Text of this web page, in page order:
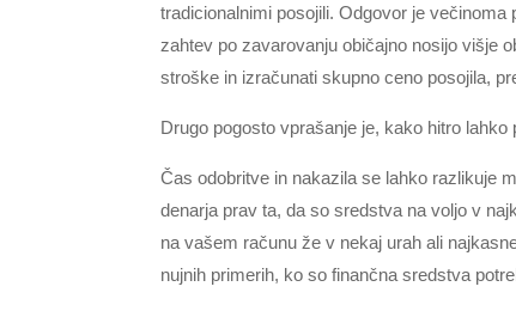
tradicionalnimi posojili. Odgovor je večinoma
zahtev po zavarovanju običajno nosijo višje
stroške in izračunati skupno ceno posojila,
Drugo pogosto vprašanje je, kako hitro
Čas odobritve in nakazila se lahko razlikuje
denarja prav ta, da so sredstva na voljo v
na vašem računu že v nekaj urah ali
nujnih primerih, ko so finančna sredstva